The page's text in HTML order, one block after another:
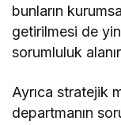
bunların
getirilmesi de
sorumluluk
Ayrıca stratejik
departmanın